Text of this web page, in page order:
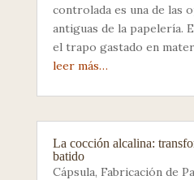
controlada es una de las
antiguas de la papelería.
el trapo gastado en
leer más…
La cocción alcalina:
batido
Cápsula, Fabricación de